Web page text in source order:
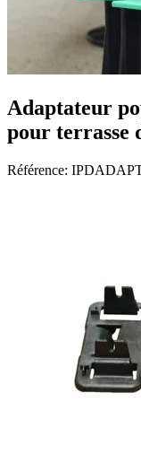
Adaptateur
pour terrasse
Référence: